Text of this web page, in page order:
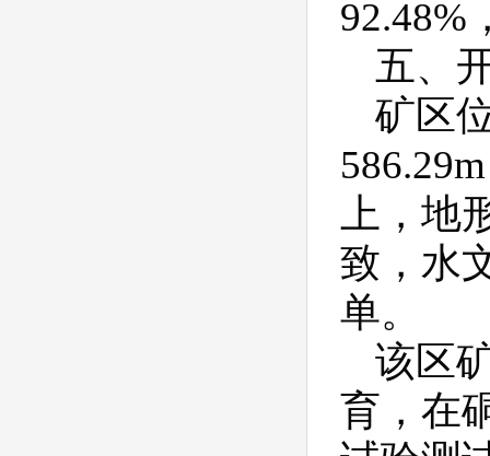
92.48%
五、
矿区
上，
致，水
单。
该区
育，在